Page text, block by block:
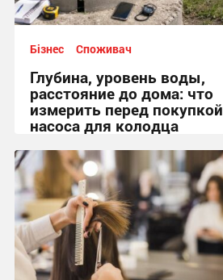
Бізнес Споживач
Глубина, уровень воды,
расстояние до дома: что
измерить перед покупкой
насоса для колодца
09:39, 22.07.2026